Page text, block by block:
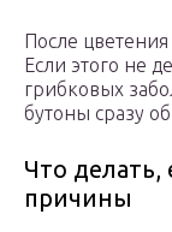
После
Если этого не
грибковых
бутоны сразу
Что
причины